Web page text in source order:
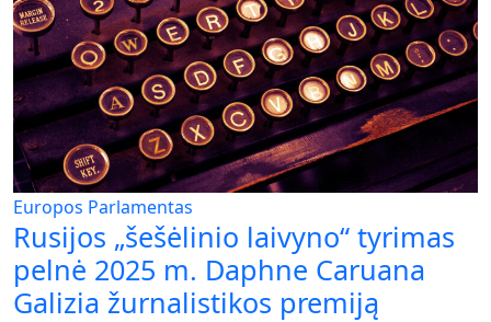
Europos Parlamentas
Rusijos „šešėlinio laivyno“ tyrimas
pelnė 2025 m. Daphne Caruana
Galizia žurnalistikos premiją